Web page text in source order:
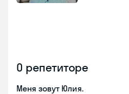
О репетиторе
Меня зовут Юлия.